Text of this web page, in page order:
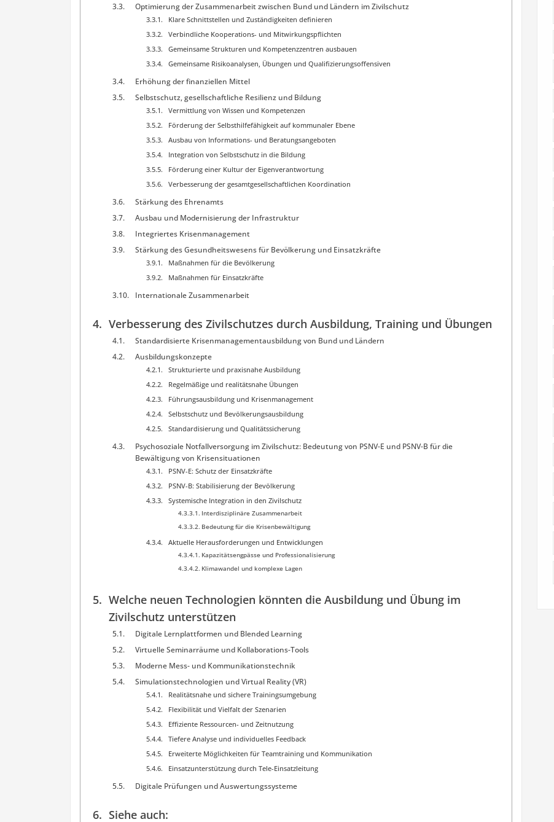
Optimierung der Zusammenarbeit zwischen Bund und Ländern im Zivilschutz
Klare Schnittstellen und Zuständigkeiten definieren
Verbindliche Kooperations- und Mitwirkungspflichten
Gemeinsame Strukturen und Kompetenzzentren ausbauen
Gemeinsame Risikoanalysen, Übungen und Qualifizierungsoffensiven
Erhöhung der finanziellen Mittel
Selbstschutz, gesellschaftliche Resilienz und Bildung
Vermittlung von Wissen und Kompetenzen
Förderung der Selbsthilfefähigkeit auf kommunaler Ebene
Ausbau von Informations- und Beratungsangeboten
Integration von Selbstschutz in die Bildung
Förderung einer Kultur der Eigenverantwortung
Verbesserung der gesamtgesellschaftlichen Koordination
Stärkung des Ehrenamts
Ausbau und Modernisierung der Infrastruktur
Integriertes Krisenmanagement
Stärkung des Gesundheitswesens für Bevölkerung und Einsatzkräfte
Maßnahmen für die Bevölkerung
Maßnahmen für Einsatzkräfte
Internationale Zusammenarbeit
Verbesserung des Zivilschutzes durch Ausbildung, Training und Übungen
Standardisierte Krisenmanagementausbildung von Bund und Ländern
Ausbildungskonzepte
Strukturierte und praxisnahe Ausbildung
Regelmäßige und realitätsnahe Übungen
Führungsausbildung und Krisenmanagement
Selbstschutz und Bevölkerungsausbildung
Standardisierung und Qualitätssicherung
Psychosoziale Notfallversorgung im Zivilschutz: Bedeutung von PSNV-E und PSNV-B für die
Bewältigung von Krisensituationen
PSNV-E: Schutz der Einsatzkräfte
PSNV-B: Stabilisierung der Bevölkerung
Systemische Integration in den Zivilschutz
Interdisziplinäre Zusammenarbeit
Bedeutung für die Krisenbewältigung
Aktuelle Herausforderungen und Entwicklungen
Kapazitätsengpässe und Professionalisierung
Klimawandel und komplexe Lagen
Welche neuen Technologien könnten die Ausbildung und Übung im
Zivilschutz unterstützen
Digitale Lernplattformen und Blended Learning
Virtuelle Seminarräume und Kollaborations-Tools
Moderne Mess- und Kommunikationstechnik
Simulationstechnologien und Virtual Reality (VR)
Realitätsnahe und sichere Trainingsumgebung
Flexibilität und Vielfalt der Szenarien
Effiziente Ressourcen- und Zeitnutzung
Tiefere Analyse und individuelles Feedback
Erweiterte Möglichkeiten für Teamtraining und Kommunikation
Einsatzunterstützung durch Tele-Einsatzleitung
Digitale Prüfungen und Auswertungssysteme
Siehe auch: